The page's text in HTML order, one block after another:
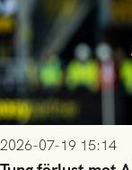
2026-07-19 15:14